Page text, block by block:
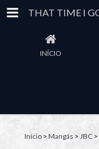
INÍCIO
Início > Mangás > JBC >